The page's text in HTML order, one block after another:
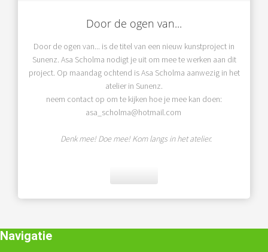
Door de ogen van...
Door de ogen van... is de titel van een nieuw kunstproject in
Sunenz. Asa Scholma nodigt je uit om mee te werken aan dit
project. Op maandag ochtend is Asa Scholma aanwezig in het
atelier in Sunenz.
neem contact op om te kijken hoe je mee kan doen:
asa_scholma@hotmail.com
Denk mee!Doe mee!Kom langs in het atelier.
Navigatie